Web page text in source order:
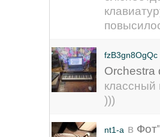
fzB3gn8OgQc
Orchestra
классный
)))
nt1-a в